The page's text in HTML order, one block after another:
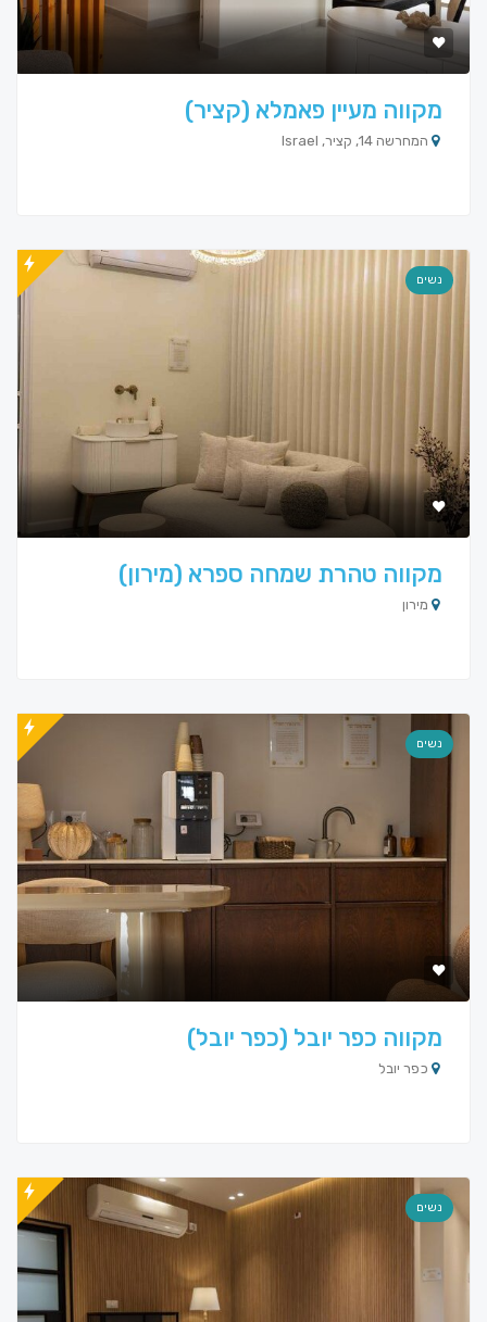
מקווה מעיין פאמלא (קציר)
המחרשה 14, קציר, Israel
נשים
מקווה טהרת שמחה ספרא (מירון)
מירון
נשים
מקווה כפר יובל (כפר יובל)
כפר יובל
נשים